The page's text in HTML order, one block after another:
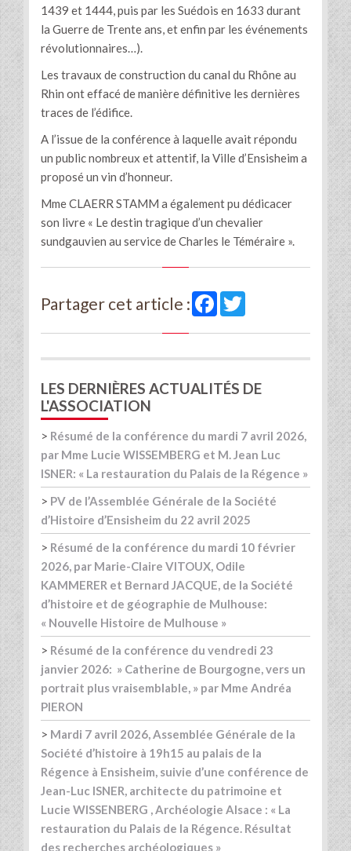
1439 et 1444, puis par les Suédois en 1633 durant
la Guerre de Trente ans, et enfin par les événements
révolutionnaires…).
Les travaux de construction du canal du Rhône au
Rhin ont effacé de manière définitive les dernières
traces de l’édifice.
A l’issue de la conférence à laquelle avait répondu
un public nombreux et attentif, la Ville d’Ensisheim a
proposé un vin d’honneur.
Mme CLAERR STAMM a également pu dédicacer
son livre « Le destin tragique d’un chevalier
sundgauvien au service de Charles le Téméraire ».
Partager cet article : Facebook
LES DERNIÈRES ACTUALITÉS DE
L'ASSOCIATION
> Résumé de la conférence du mardi 7 avril 2026,
par Mme Lucie WISSEMBERG et M. Jean Luc
ISNER: « La restauration du Palais de la Régence »
> PV de l’Assemblée Générale de la Société
d’Histoire d’Ensisheim du 22 avril 2025
> Résumé de la conférence du mardi 10 février
2026, par Marie-Claire VITOUX, Odile
KAMMERER et Bernard JACQUE, de la Société
d’histoire et de géographie de Mulhouse:
« Nouvelle Histoire de Mulhouse »
> Résumé de la conférence du vendredi 23
janvier 2026: » Catherine de Bourgogne, vers un
portrait plus vraisemblable, » par Mme Andréa
PIERON
> Mardi 7 avril 2026, Assemblée Générale de la
Société d’histoire à 19h15 au palais de la
Régence à Ensisheim, suivie d’une conférence de
Jean-Luc ISNER, architecte du patrimoine et
Lucie WISSENBERG , Archéologie Alsace : « La
restauration du Palais de la Régence. Résultat
des recherches archéologiques »